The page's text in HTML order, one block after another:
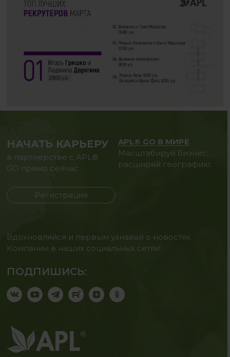
НАЧАТЬ КАРЬЕРУ
в партнерстве с APL®
GO прямо сейчас
Регистрация
APL® GO В МИРЕ
Масштабируй бизнес,
расширяй географию.
Вдохновляйся и первым узнавай о новостях
Компании в наших социальных сетях!
ПОДПИШИСЬ: